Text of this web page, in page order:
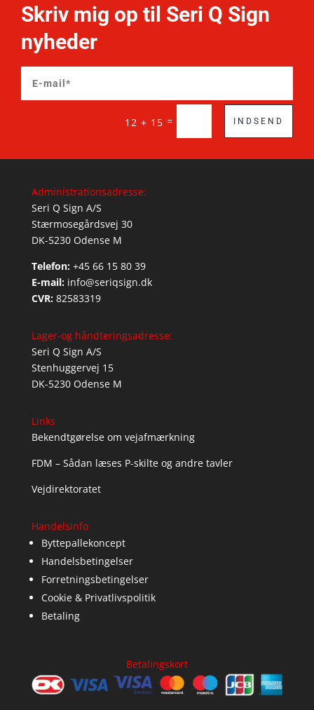
Skriv mig op til Seri Q Sign
nyheder
12 + 15 = INDSEND
Administrationsadresse:
Seri Q Sign A/S
Stærmosegårdsvej 30
DK-5230 Odense M
Telefon: +45 66 15 80 39
E-mail: info@seriqsign.dk
CVR: 82583319
Lager-og håndteringsadresse:
Seri Q Sign A/S
Stenhuggervej 15
DK-5230 Odense M
Links
Bekendtgørelse om vejafmærkning
FDM – Sådan læses P-skilte og andre tavler
Vejdirektoratet
Handelsinfo
Byttepallekoncept
Handelsbetingelser
Forretningsbetingelser
Cookie & Privatlivspolitik
Betaling
Betalingskort